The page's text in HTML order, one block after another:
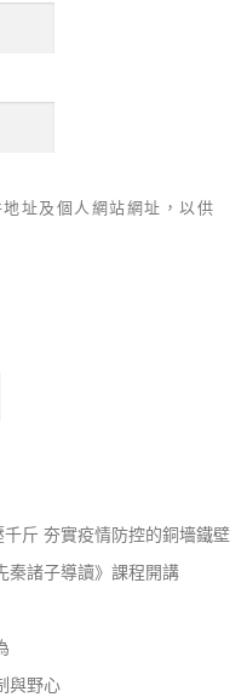
址及個人網站網址，以供
斤 夯實疫情防控的銅墻鐵壁
秦諸子導讀》課程開講
與野心